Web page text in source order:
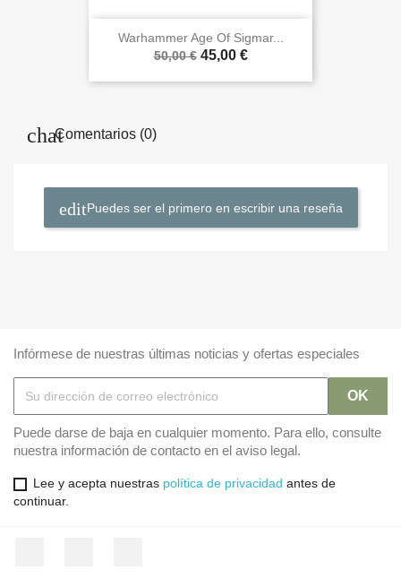
Warhammer Age Of Sigmar...
50,00 € 45,00 €
Comentarios (0)
Puedes ser el primero en escribir una reseña
Infórmese de nuestras últimas noticias y ofertas especiales
Puede darse de baja en cualquier momento. Para ello, consulte
nuestra información de contacto en el aviso legal.
Lee y acepta nuestras política de privacidad antes de
continuar.